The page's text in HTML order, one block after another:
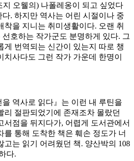
오웰의) 나폴레옹이 되고 싶었다
. 하지만 역사는 어린 시절이나 중
착을 지니는 취미생활이다. 오랜 취
호하는 작가군도 분명하게 있다. 그
게 번역되는 신간이 있는지 따로 챙
치사다도 그런 작가 가운데 한명이
을 역사로 읽다』는 이런 내 루틴을
리 절판되었기에 존재조차 몰랐던
서점을 뒤지다가, 어렵게 도서관에서
를 통해 도착한 책은 훼손 정도가 너
고는 읽기 어려웠던 책. 양산박의 108
다.